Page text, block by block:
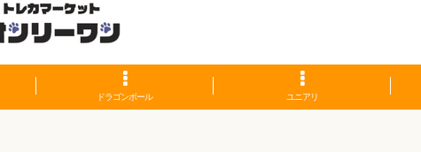
ドラゴンボール ユニアリ